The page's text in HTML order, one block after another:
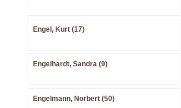
Engel, Kurt (17)
Engelhardt, Sandra (9)
Engelmann, Norbert (50)